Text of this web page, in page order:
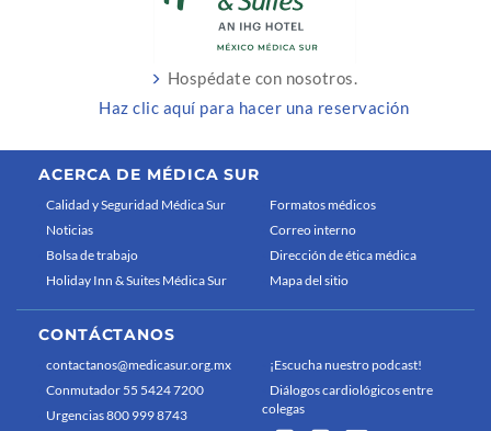
Hospédate con nosotros.
Haz clic aquí para hacer una reservación
ACERCA DE MÉDICA SUR
Calidad y Seguridad Médica Sur
Noticias
Bolsa de trabajo
Holiday Inn & Suites Médica Sur
Formatos médicos
Correo interno
Dirección de ética médica
Mapa del sitio
CONTÁCTANOS
contactanos@medicasur.org.mx
Conmutador 55 5424 7200
Urgencias 800 999 8743
¡Escucha nuestro podcast!
Diálogos cardiológicos entre
colegas